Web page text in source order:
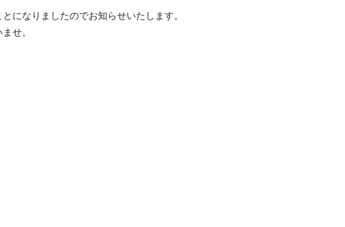
になりましたのでお知らせいたします。
せ。